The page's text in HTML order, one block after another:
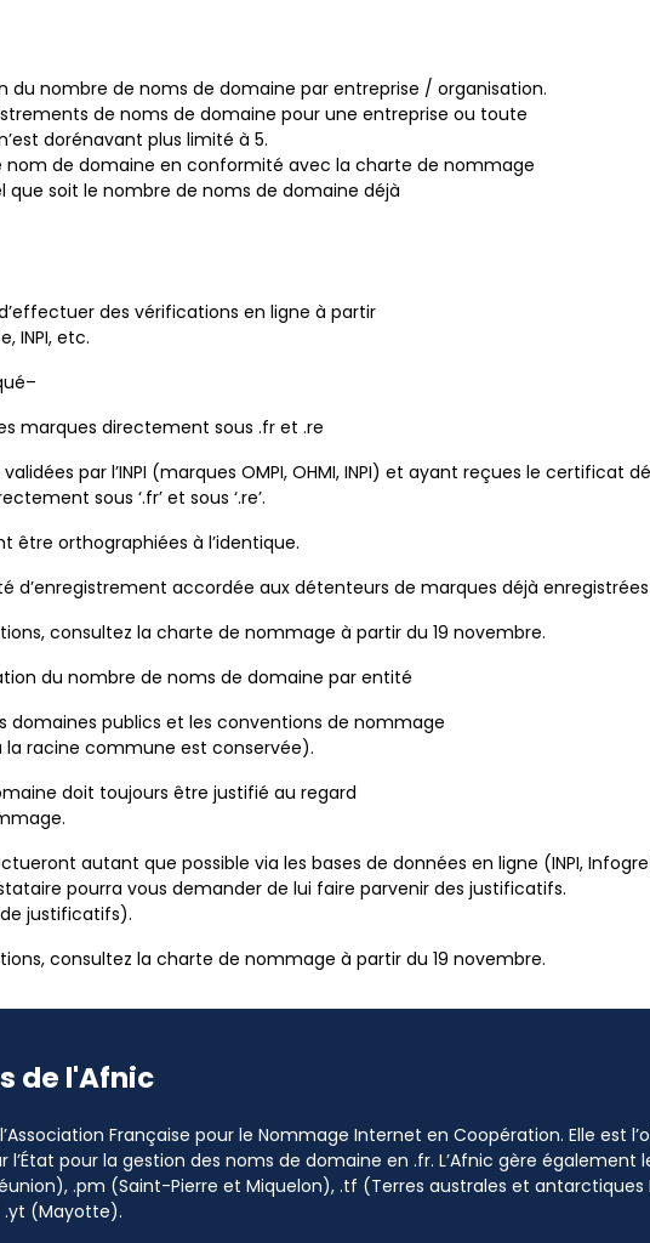
du nombre de noms de domaine par entreprise / organisation.
de noms de domaine pour une entreprise ou toute
dorénavant plus limité à 5.
nom de domaine en conformité avec la charte de nommage
que soit le nombre de noms de domaine déjà
d’effectuer des vérifications en ligne à partir
INPI, etc.
marques directement sous .fr et .re
par l’INPI (marques OMPI, OHMI, INPI) et ayant reçues le certificat
sous ‘.fr’ et sous ‘.re’.
être orthographiées à l’identique.
d’enregistrement accordée aux détenteurs de marques déjà
consultez la charte de nommage à partir du 19 novembre.
du nombre de noms de domaine par entité
domaines publics et les conventions de nommage
la racine commune est conservée).
doit toujours être justifié au regard
autant que possible via les bases de données en ligne (INPI,
pourra vous demander de lui faire parvenir des justificatifs.
justificatifs).
consultez la charte de nommage à partir du 19 novembre.
de l'Afnic
l’Association Française pour le Nommage Internet en Coopération. Elle est
l’État pour la gestion des noms de domaine en .fr. L’Afnic gère également
.pm (Saint-Pierre et Miquelon), .tf (Terres australes et antarctiques
(Mayotte).